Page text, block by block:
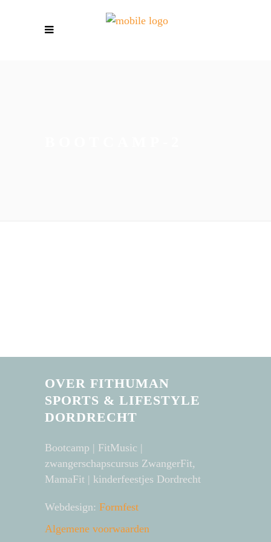
OVER FITHUMAN
SPORTS & LIFESTYLE
DORDRECHT
Bootcamp | FitMusic |
zwangerschapscursus ZwangerFit,
MamaFit | kinderfeestjes Dordrecht
Webdesign: Formfest
Algemene voorwaarden